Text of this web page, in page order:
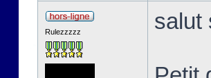
Rulezzzzz salut